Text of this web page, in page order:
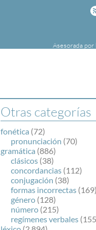
Asesorada por
la Agencia Efe y la Real
cuyo objetivo es
español en los medios
Internet.
Otras categorías
fonética (72)
pronunciación (70)
gramática (886)
clásicos (38)
concordancias (112)
conjugación (38)
formas incorrectas (169)
género (128)
número (215)
regímenes verbales